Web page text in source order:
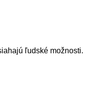
ľudské možnosti.